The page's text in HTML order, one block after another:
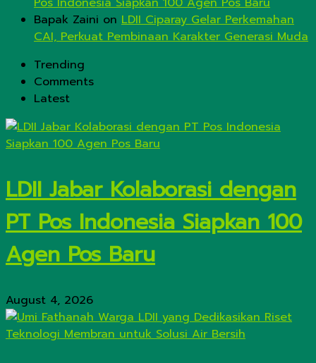
Bapak Zaini on LDII Ciparay Gelar Perkemahan
CAI, Perkuat Pembinaan Karakter Generasi Muda
Trending
Comments
Latest
LDII Jabar Kolaborasi dengan
PT Pos Indonesia Siapkan 100
Agen Pos Baru
August 4, 2026